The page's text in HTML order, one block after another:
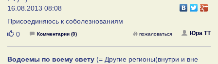
16.08.2013 08:08
Присоединяюсь к соболезнованиям
Нравится
0 Комментарии (0) Юра ТТ
пожаловаться
Водоемы по всему свету (= Другие регионы(внутри и вне